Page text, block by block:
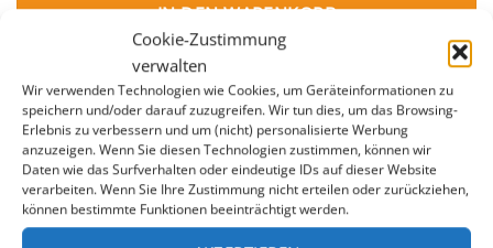
Cookie-Zustimmung
verwalten
Wir verwenden Technologien wie Cookies, um Geräteinformationen zu
speichern und/oder darauf zuzugreifen. Wir tun dies, um das Browsing-
Erlebnis zu verbessern und um (nicht) personalisierte Werbung
anzuzeigen. Wenn Sie diesen Technologien zustimmen, können wir
Daten wie das Surfverhalten oder eindeutige IDs auf dieser Website
verarbeiten. Wenn Sie Ihre Zustimmung nicht erteilen oder zurückziehen,
können bestimmte Funktionen beeinträchtigt werden.
IN DEN WARENKORB